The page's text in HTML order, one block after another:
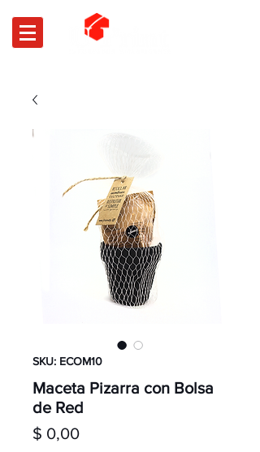
SKU: ECOM10
Maceta Pizarra con Bolsa
de Red
$ 0,00Precio